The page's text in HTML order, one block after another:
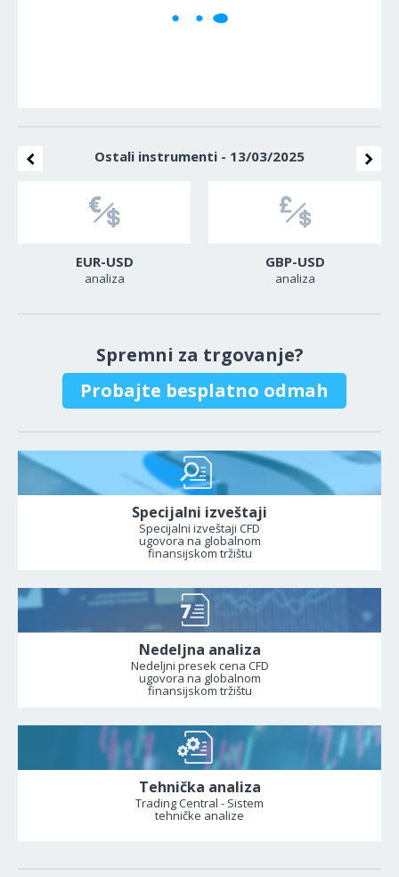
Ostali instrumenti - 13/03/2025
EUR-USD
analiza
GBP-USD
analiza
Spremni za trgovanje?
Probajte besplatno odmah
Specijalni izveštaji
Specijalni izveštaji CFD
ugovora na globalnom
finansijskom tržištu
Nedeljna analiza
Nedeljni presek cena CFD
ugovora na globalnom
finansijskom tržištu
Tehnička analiza
Trading Central - Sistem
tehničke analize